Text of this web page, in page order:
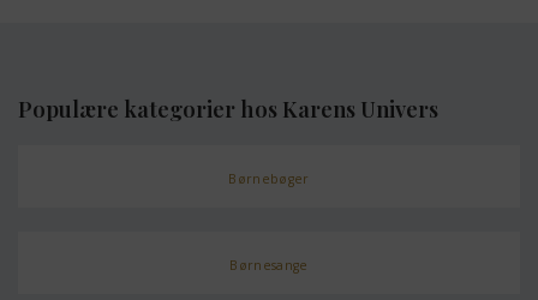
Populære kategorier hos Karens Univers
Børnebøger
Børnesange